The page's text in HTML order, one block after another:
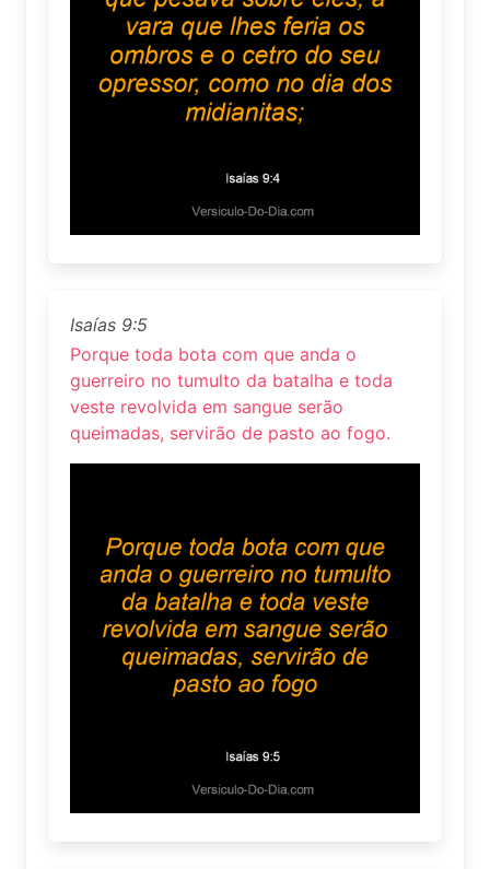
Isaías 9:5
Porque toda bota com que anda o
guerreiro no tumulto da batalha e toda
veste revolvida em sangue serão
queimadas, servirão de pasto ao fogo.